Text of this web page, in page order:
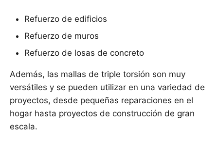
Refuerzo de edificios
Refuerzo de muros
Refuerzo de losas de concreto
Además, las mallas de triple torsión son muy
versátiles y se pueden utilizar en una variedad de
proyectos, desde pequeñas reparaciones en el
hogar hasta proyectos de construcción de gran
escala.